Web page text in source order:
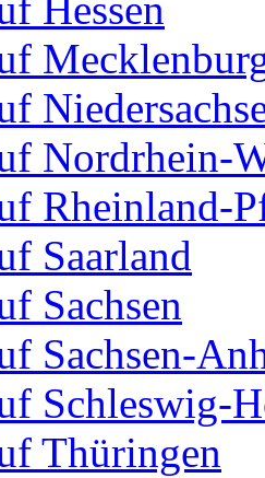
Hessen
Nordrhein-
Rheinland-
Saarland
Sachsen
Sachsen-
Schleswig-
Thüringen